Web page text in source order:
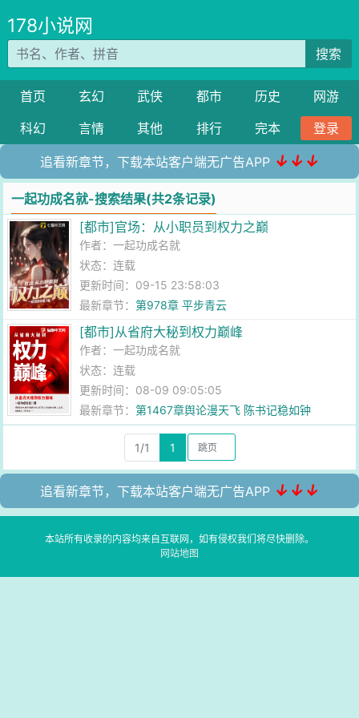
178小说网
搜索
首页 玄幻 武侠 都市 历史
网游
科幻
言情 其他 排行 完本 登录
追看新章节，下载本站客户端无广告APP ↓↓↓
一起功成名就-搜索结果(共2条记录)
[都市]官场：从小职员到权力之巅
作者：一起功成名就
状态：连载
更新时间：09-15 23:58:03
最新章节：第978章 平步青云
[都市]从省府大秘到权力巅峰
作者：一起功成名就
状态：连载
更新时间：08-09 09:05:05
最新章节：第1467章舆论漫天飞 陈书记稳如钟
1/1 1
追看新章节，下载本站客户端无广告APP ↓↓↓
本站所有收录的内容均来自互联网，如有侵权我们将尽快删除。
网站地图